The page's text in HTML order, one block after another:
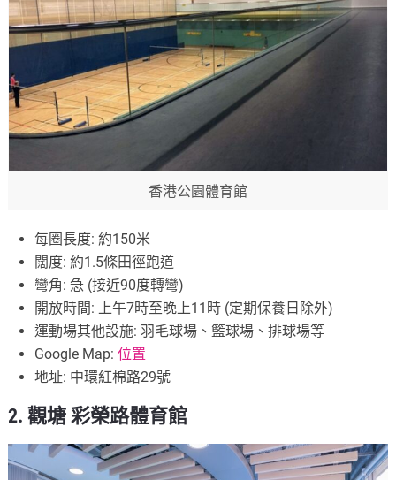
香港公園體育館
每圈長度: 約150米
闊度: 約1.5條田徑跑道
彎角: 急 (接近90度轉彎)
開放時間: 上午7時至晚上11時 (定期保養日除外)
運動場其他設施: 羽毛球場、籃球場、排球場等
Google Map:位置
地址: 中環紅棉路29號
2. 觀塘 彩榮路體育館